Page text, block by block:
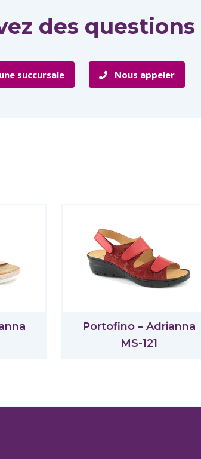
des questions
succursale Nous appeler
Portofino – Adrianna
MS-121